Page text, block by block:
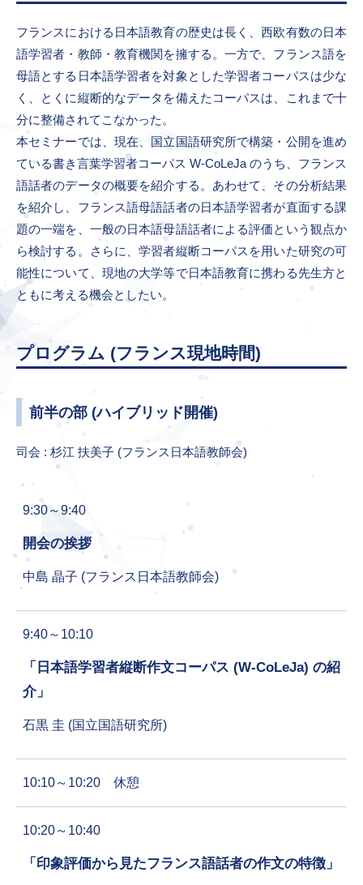
フランスにおける日本語教育の歴史は長く、西欧有数の日本
語学習者・教師・教育機関を擁する。一方で、フランス語を
母語とする日本語学習者を対象とした学習者コーパスは少な
く、とくに縦断的なデータを備えたコーパスは、これまで十
分に整備されてこなかった。
本セミナーでは、現在、国立国語研究所で構築・公開を進め
ている書き言葉学習者コーパス W-CoLeJa のうち、フランス
語話者のデータの概要を紹介する。あわせて、その分析結果
を紹介し、フランス語母語話者の日本語学習者が直面する課
題の一端を、一般の日本語母語話者による評価という観点か
ら検討する。さらに、学習者縦断コーパスを用いた研究の可
能性について、現地の大学等で日本語教育に携わる先生方と
ともに考える機会としたい。
プログラム (フランス現地時間)
前半の部 (ハイブリッド開催)
司会 : 杉江 扶美子 (フランス日本語教師会)
9:30～9:40
開会の挨拶
中島 晶子 (フランス日本語教師会)
9:40～10:10
「日本語学習者縦断作文コーパス (W-CoLeJa) の紹
介」
石黒 圭 (国立国語研究所)
10:10～10:20 休憩
10:20～10:40
「印象評価から見たフランス語話者の作文の特徴」